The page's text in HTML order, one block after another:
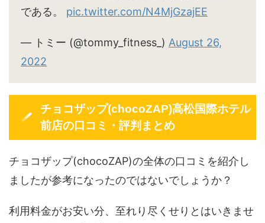
である。 pic.twitter.com/N4MjGzajEE
— トミー (@tommy_fitness_) August 26,
2022
チョコザップ(chocoZAP)高松国際ホテル
前店の口コミ・評判まとめ
チョコザップ(chocoZAP)の全体の口コミを紹介し
ましたが参考になったのではないでしょうか？
利用料金がお安い分、至れり尽くせりとはいきませ